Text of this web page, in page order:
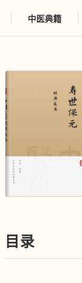
中医典籍
目录